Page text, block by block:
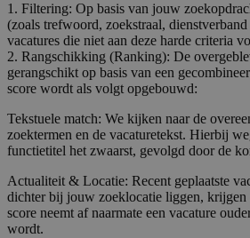
1. Filtering: Op basis van jouw
(zoals trefwoord, zoekstraal,
vacatures die niet aan deze harde criteria
2. Rangschikking (Ranking): De
gerangschikt op basis van een
score wordt als volgt opgebouwd:
Tekstuele match: We kijken naar de
zoektermen en de vacaturetekst. Hierbij
functietitel het zwaarst, gevolgd door de
Actualiteit & Locatie: Recent geplaatste
dichter bij jouw zoeklocatie liggen, krijgen
score neemt af naarmate een vacature
wordt.